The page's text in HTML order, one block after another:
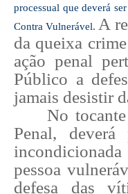
processual que deverá
Contra Vulnerável. A
da queixa
ação penal
Público a
jamais desistir
No
Penal, deverá
pessoa
defesa das